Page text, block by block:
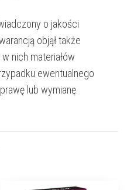
o jakości
objął także
nich materiałów
ewentualnego
lub wymianę.